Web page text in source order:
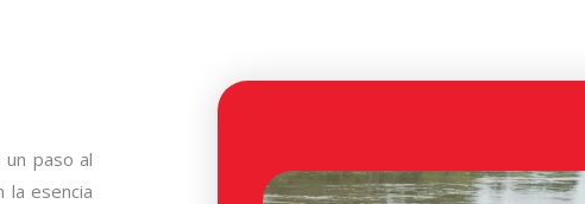
paso al
esencia